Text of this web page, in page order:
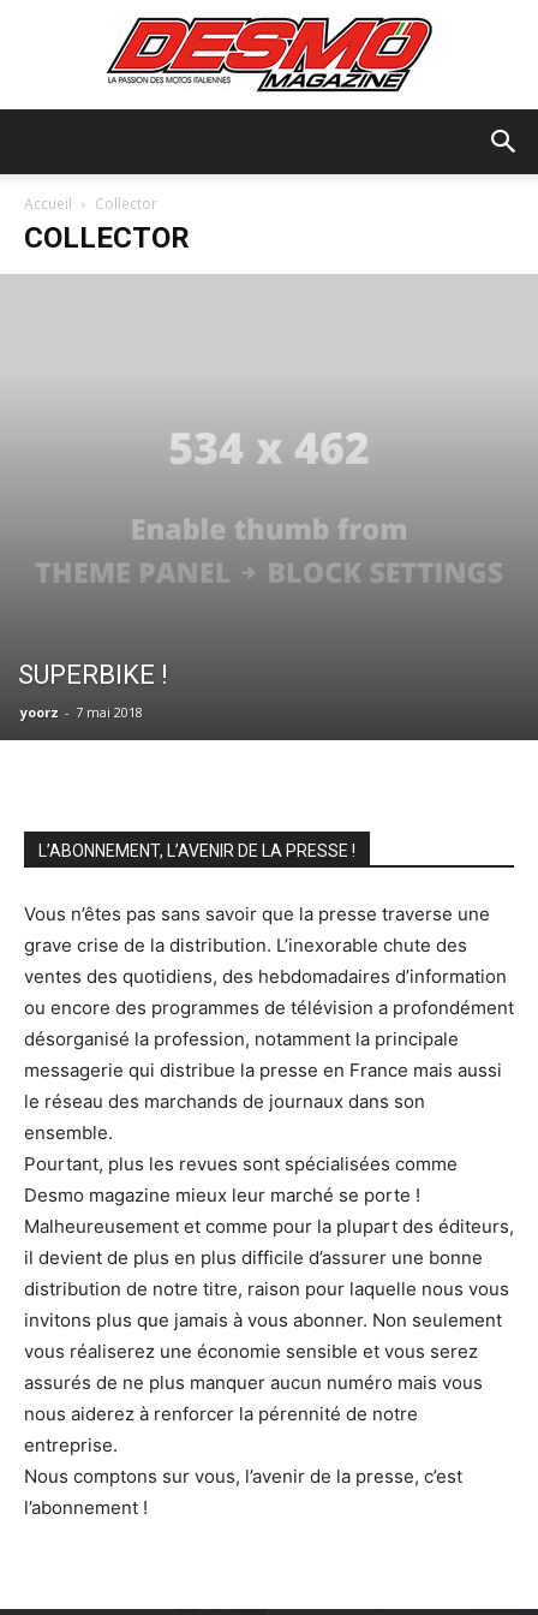
Magazine
Accueil Collector
COLLECTOR
SUPERBIKE !
yoorz - 7 mai 2018
L’ABONNEMENT, L’AVENIR DE LA PRESSE !
Vous n’êtes pas sans savoir que la presse traverse une
grave crise de la distribution. L’inexorable chute des
ventes des quotidiens, des hebdomadaires d’information
ou encore des programmes de télévision a profondément
désorganisé la profession, notamment la principale
messagerie qui distribue la presse en France mais aussi
le réseau des marchands de journaux dans son
ensemble.
Pourtant, plus les revues sont spécialisées comme
Desmo magazine mieux leur marché se porte !
Malheureusement et comme pour la plupart des éditeurs,
il devient de plus en plus difficile d’assurer une bonne
distribution de notre titre, raison pour laquelle nous vous
invitons plus que jamais à vous abonner. Non seulement
vous réaliserez une économie sensible et vous serez
assurés de ne plus manquer aucun numéro mais vous
nous aiderez à renforcer la pérennité de notre
entreprise.
Nous comptons sur vous, l’avenir de la presse, c’est
l’abonnement !